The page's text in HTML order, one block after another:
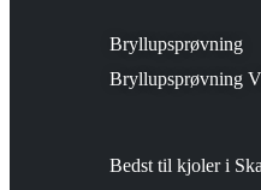
Bryllupsprøvning
Bryllupsprøvning
Bedst til kjoler i